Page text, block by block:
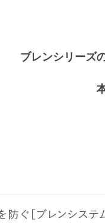
ブレンシリーズ